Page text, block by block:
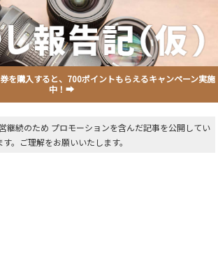
を購入すると、700ポイントもらえるキャンペーン実施
中！➡
継続のため プロモーションを含んだ記事を公開してい
す。ご理解をお願いいたします。